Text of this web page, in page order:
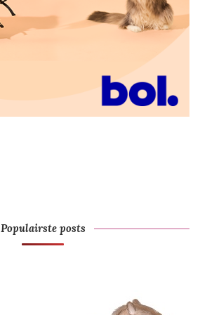
Populairste posts